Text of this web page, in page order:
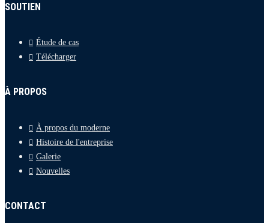
SOUTIEN
Étude de cas
Télécharger
À PROPOS
À propos du moderne
Histoire de l'entreprise
Galerie
Nouvelles
CONTACT